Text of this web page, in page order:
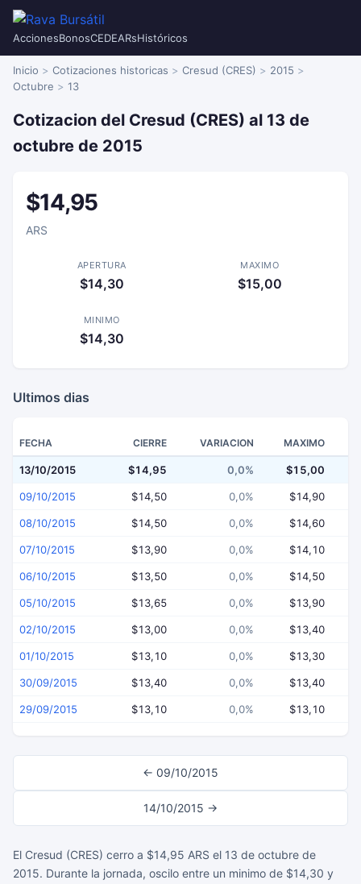
AccionesBonosCEDEARsHistóricos
Inicio Cotizaciones historicas Cresud (CRES)
2015
Octubre
13
Cotizacion del Cresud (CRES) al 13 de
octubre de 2015
$14,95
ARS
APERTURA
$14,30
MAXIMO
$15,00
MINIMO
$14,30
Ultimos dias
FECHA CIERRE VARIACION MAXIMO
13/10/2015 $14,95 0,0% $15,00
09/10/2015 $14,50 0,0% $14,90
08/10/2015 $14,50 0,0% $14,60
07/10/2015 $13,90 0,0% $14,10
06/10/2015 $13,50 0,0% $14,50
05/10/2015 $13,65 0,0% $13,90
02/10/2015 $13,00 0,0% $13,40
01/10/2015 $13,10 0,0% $13,30
30/09/2015 $13,40 0,0% $13,40
29/09/2015 $13,10 0,0% $13,10
← 09/10/2015
14/10/2015 →
El Cresud (CRES) cerro a $14,95 ARS el 13 de octubre de
2015. Durante la jornada, oscilo entre un minimo de $14,30 y